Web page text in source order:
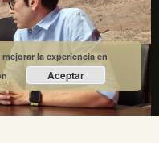
la experiencia en
Aceptar